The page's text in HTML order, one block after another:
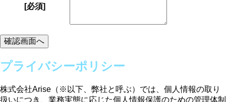
[必須]
プライバシーポリシー
株式会社Arise（※以下、弊社と呼ぶ）では、個人情報の取り
扱いにつき、業務実態に応じた個人情報保護のための管理体制